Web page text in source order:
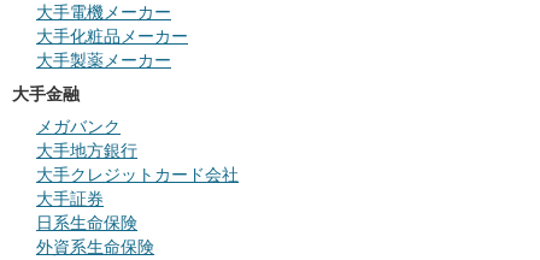
大手電機メーカー
大手化粧品メーカー
大手製薬メーカー
大手金融
メガバンク
大手地方銀行
大手クレジットカード会社
大手証券
日系生命保険
外資系生命保険